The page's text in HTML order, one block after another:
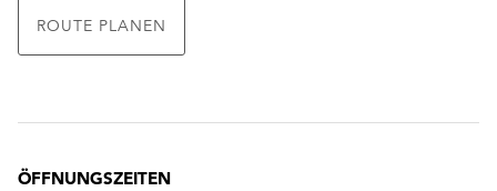
ROUTE PLANEN
ÖFFNUNGSZEITEN